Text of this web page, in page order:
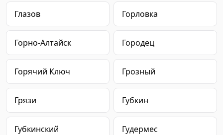
Глазов Горловка
Горно-Алтайск Городец
Горячий Ключ Грозный
Грязи Губкин
Губкинский Гудермес